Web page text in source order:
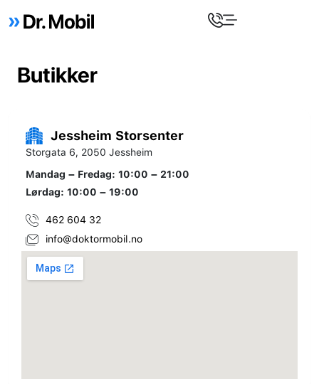
Butikker
Jessheim Storsenter
Storgata 6, 2050 Jessheim
Mandag – Fredag: 10:00 – 21:00
Lørdag: 10:00 – 19:00
462 604 32
info@doktormobil.no